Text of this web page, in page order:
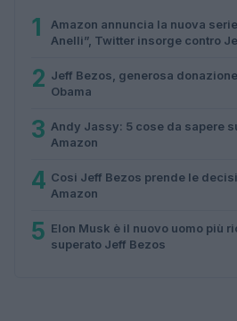
1
Amazon annuncia la nuova
Anelli”, Twitter insorge contro
2 Jeff Bezos, generosa
Obama
3 Andy Jassy: 5 cose da sapere
Amazon
4 Cosi Jeff Bezos prende le
Amazon
5 Elon Musk è il nuovo uomo più
superato Jeff Bezos